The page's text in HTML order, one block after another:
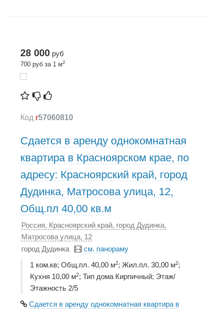
28 000 руб
700 руб за 1 м2
Код r57060810
Сдается в аренду однокомнатная
квартира в Красноярском крае, по
адресу: Красноярский край, город
Дудинка, Матросова улица, 12,
Общ.пл 40,00 кв.м
Россия, Красноярский край, город Дудинка,
Матросова улица, 12
город Дудинка
см. панораму
1 ком.кв; Общ.пл. 40,00 м2; Жил.пл. 30,00 м2;
Кухня 10,00 м2; Тип дома Кирпичный; Этаж/
Этажность 2/5
Сдается в аренду однокомнатная квартира в